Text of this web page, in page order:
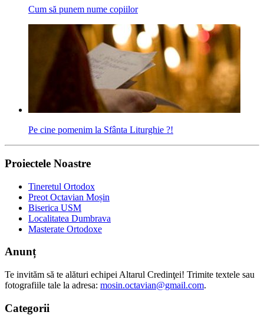
Cum să punem nume copiilor
Pe cine pomenim la Sfânta Liturghie ?!
Proiectele Noastre
Tineretul Ortodox
Preot Octavian Moșin
Biserica USM
Localitatea Dumbrava
Masterate Ortodoxe
Anunț
Te invităm să te alături echipei Altarul Credinţei! Trimite textele sau
fotografiile tale la adresa: mosin.octavian@gmail.com.
Categorii